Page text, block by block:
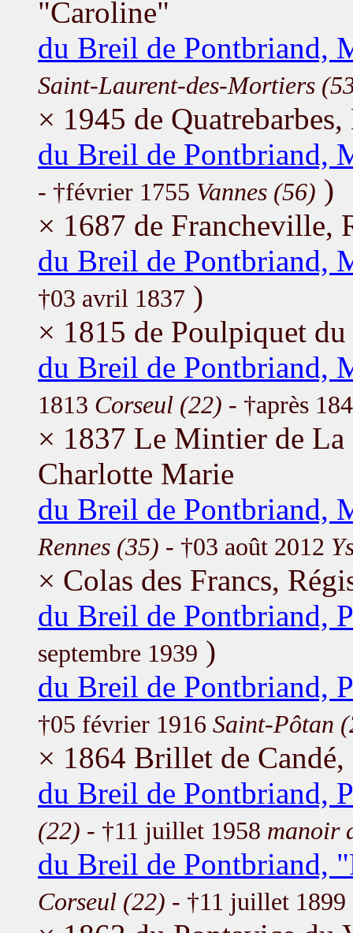
"Caroline"
du Breil de Pontbriand,
Saint-Laurent-des-Mortiers
× 1945 de
du Breil de Pontbriand,
- †février 1755 Vannes (56) )
× 1687 de Francheville,
du Breil de Pontbriand,
†03 avril 1837 )
× 1815 de Poulpiquet
du Breil de Pontbriand,
1813 Corseul (22) - †après
× 1837 Le Mintier de
Charlotte Marie
du Breil de Pontbriand,
Rennes (35) - †03 août 2012
× Colas des Francs,
du Breil de Pontbriand,
septembre 1939 )
du Breil de Pontbriand,
†05 février 1916 Saint-Pôtan
× 1864 Brillet de Candé,
du Breil de Pontbriand,
(22) - †11 juillet 1958 manoir
du Breil de Pontbriand,
Corseul (22) - †11 juillet 1899